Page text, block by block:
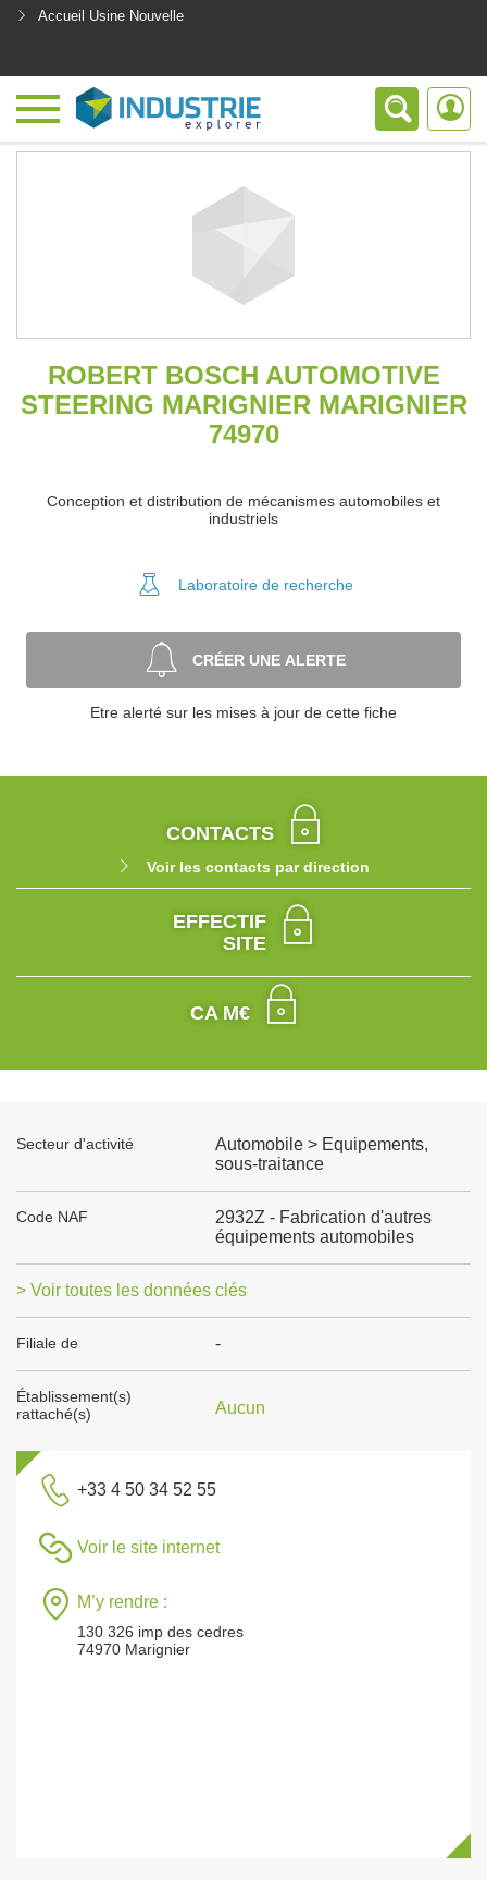
Accueil Usine Nouvelle
ROBERT BOSCH AUTOMOTIVE
STEERING MARIGNIER MARIGNIER
74970
Conception et distribution de mécanismes automobiles et
industriels
Laboratoire de recherche
CRÉER UNE ALERTE
Etre alerté sur les mises à jour de cette fiche
CONTACTS
Voir les contacts par direction
EFFECTIF
SITE
CA M€
Secteur d'activité
Automobile > Equipements,
sous-traitance
Code NAF
2932Z - Fabrication d'autres
équipements automobiles
> Voir toutes les données clés
Filiale de -
Établissement(s)
rattaché(s)
Aucun
+33 4 50 34 52 55
Voir le site internet
M’y rendre :
130 326 imp des cedres
74970 Marignier